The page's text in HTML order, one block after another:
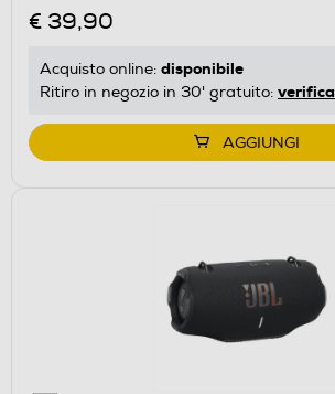
€ 39,90
Acquisto online: disponibile
Ritiro in negozio in 30' gratuito: verifica
AGGIUNGI